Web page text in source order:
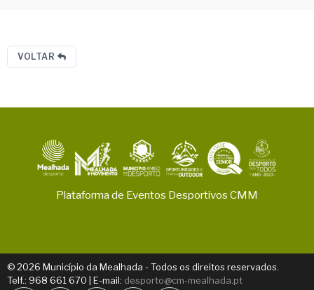
VOLTAR
Plataforma de Eventos Desportivos CMM
© 2026 Município da Mealhada - Todos os direitos reservados.
Telf.: 968 661 670 | E-mail: desporto@cm-mealhada.pt